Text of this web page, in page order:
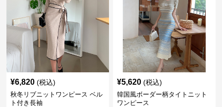
¥6,820 (税込)
秋冬リブニットワンピース ベル
ト付き長袖
¥5,620 (税込)
韓国風ボーダー柄タイトニット
ワンピース